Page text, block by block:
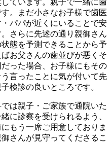
。まだ小さなお子様で歯医
パパが近くにいることで安
さらに先述の通り親御さん
態を予測できることから予
お父さんの歯並びが悪くそ
った場合、お子様にもその
言ったことに気が付いて先
検診の良いところです。
は親子・ご家族で通院いた
に診察を受けられるよう、
もう一席ご用意しておりま
さんが見守ってくださるこ